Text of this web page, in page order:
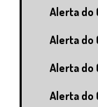
Alerta do
Alerta do
Alerta do
Alerta do